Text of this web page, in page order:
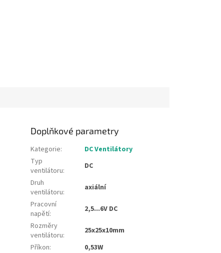
Doplňkové parametry
Kategorie:
DC Ventilátory
Typ
ventilátoru:
DC
Druh
ventilátoru:
axiální
Pracovní
napětí:
2,5...6V DC
Rozměry
ventilátoru:
25x25x10mm
Příkon:
0,53W